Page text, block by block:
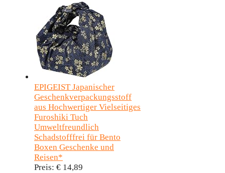
EPIGEIST Japanischer
Geschenkverpackungsstoff
aus Hochwertiger Vielseitiges
Furoshiki Tuch
Umweltfreundlich
Schadstofffrei für Bento
Boxen Geschenke und
Reisen*
Preis: € 14,89